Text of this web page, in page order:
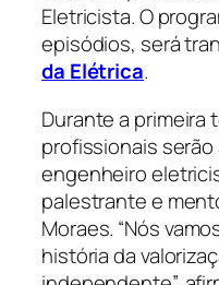
Eletricista. O
episódios, será
da Elétrica.
Durante a primeira
profissionais
engenheiro
palestrante e
Moraes. “Nós
história da